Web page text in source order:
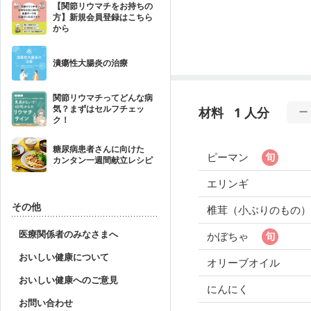
【関節リウマチをお持ちの
方】新規会員登録はこちら
から
潰瘍性大腸炎の治療
関節リウマチってどんな病
気？まずはセルフチェッ
ク！
糖尿病患者さんに向けた
カンタン一週間献立レシピ
その他
医療関係者のみなさまへ
おいしい健康について
おいしい健康へのご意見
お問い合わせ
材料 1 人分
ピーマン
エリンギ
椎茸（小ぶりのもの）
かぼちゃ
オリーブオイル
にんにく